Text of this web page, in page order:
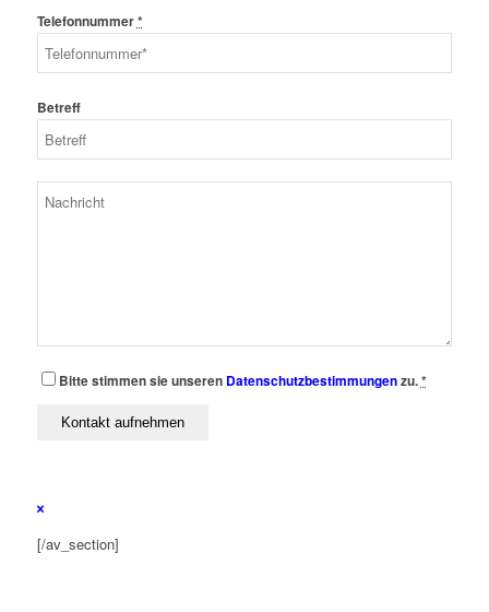
Telefonnummer*
Betreff
Bitte stimmen sie unseren Datenschutzbestimmungenzu.*
[/av_section]